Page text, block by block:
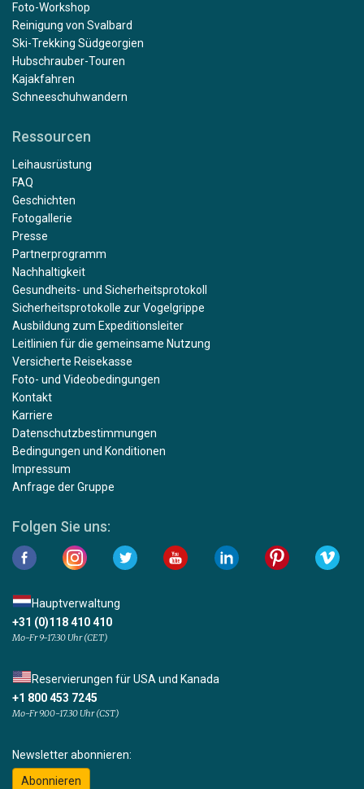
Foto-Workshop
Reinigung von Svalbard
Ski-Trekking Südgeorgien
Hubschrauber-Touren
Kajakfahren
Schneeschuhwandern
Ressourcen
Leihausrüstung
FAQ
Geschichten
Fotogallerie
Presse
Partnerprogramm
Nachhaltigkeit
Gesundheits- und Sicherheitsprotokoll
Sicherheitsprotokolle zur Vogelgrippe
Ausbildung zum Expeditionsleiter
Leitlinien für die gemeinsame Nutzung
Versicherte Reisekasse
Foto- und Videobedingungen
Kontakt
Karriere
Datenschutzbestimmungen
Bedingungen und Konditionen
Impressum
Anfrage der Gruppe
Folgen Sie uns:
Hauptverwaltung
+31 (0)118 410 410
Mo-Fr 9-17:30 Uhr (CET)
Reservierungen für USA und Kanada
+1 800 453 7245
Mo-Fr 9.00-17.30 Uhr (CST)
Newsletter abonnieren:
Abonnieren